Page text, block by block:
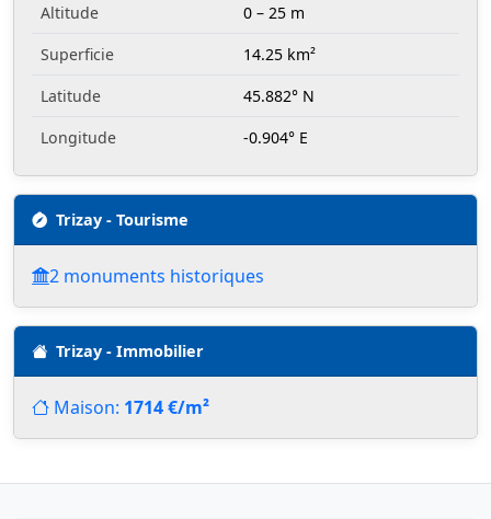
Altitude
0 – 25 m
Superficie
14.25 km²
Latitude
45.882° N
Longitude
-0.904° E
Trizay - Tourisme
2 monuments historiques
Trizay - Immobilier
Maison: 1714 €/m²